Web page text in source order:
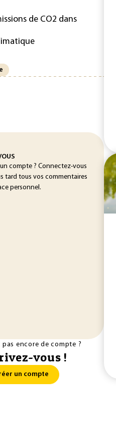
de CO2 dans
compte ? Connectez-vous
tard tous vos commentaires
personnel.
pas encore de compte ?
vous !
un compte